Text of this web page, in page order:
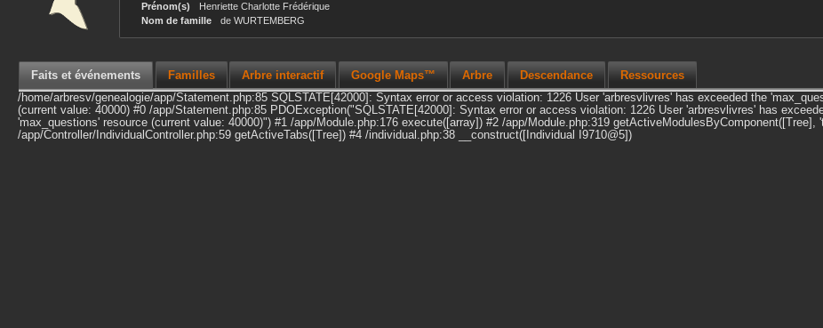
Prénom(s)
Henriette Charlotte Frédérique
Nom de famille
de WURTEMBERG
Faits et événements Familles Arbre interactif Google Maps™ Arbre Descendance
Ressources
/home/arbresv/genealogie/app/Statement.php:85 SQLSTATE[42000]: Syntax error or access violation: 1226 User 'arbresvlivres' has exceeded the
(current value: 40000) #0 /app/Statement.php:85 PDOException("SQLSTATE[42000]: Syntax error or access violation: 1226 User 'arbresvlivres' has
'max_questions' resource (current value: 40000)") #1 /app/Module.php:176 execute([array]) #2 /app/Module.php:319 getActiveModulesByComponent([Tree],
/app/Controller/IndividualController.php:59 getActiveTabs([Tree]) #4 /individual.php:38 __construct([Individual I9710@5])